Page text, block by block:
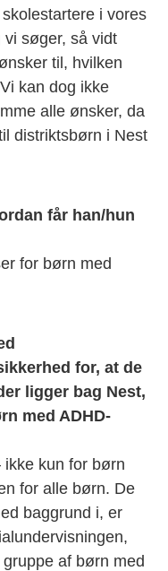
i vores
vi søger, så vidt
til, hvilken
kan dog ikke
alle ønsker, da
distriktsbørn i Nest
får han/hun
for børn med
for, at de
ligger bag Nest,
med ADHD-
ikke kun for børn
for alle børn. De
baggrund i, er
af børn med